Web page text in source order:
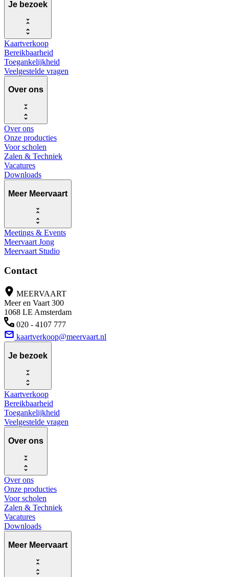
Je bezoek
Kaartverkoop
Bereikbaarheid
Toegankelijkheid
Veelgestelde vragen
Over ons
Over ons
Onze producties
Voor scholen
Zalen & Techniek
Vacatures
Downloads
Meer Meervaart
Meetings & Events
Meervaart Jong
Meervaart Studio
Contact
MEERVAART
Meer en Vaart 300
1068 LE Amsterdam
020 - 4107 777
kaartverkoop@meervaart.nl
Je bezoek
Kaartverkoop
Bereikbaarheid
Toegankelijkheid
Veelgestelde vragen
Over ons
Over ons
Onze producties
Voor scholen
Zalen & Techniek
Vacatures
Downloads
Meer Meervaart